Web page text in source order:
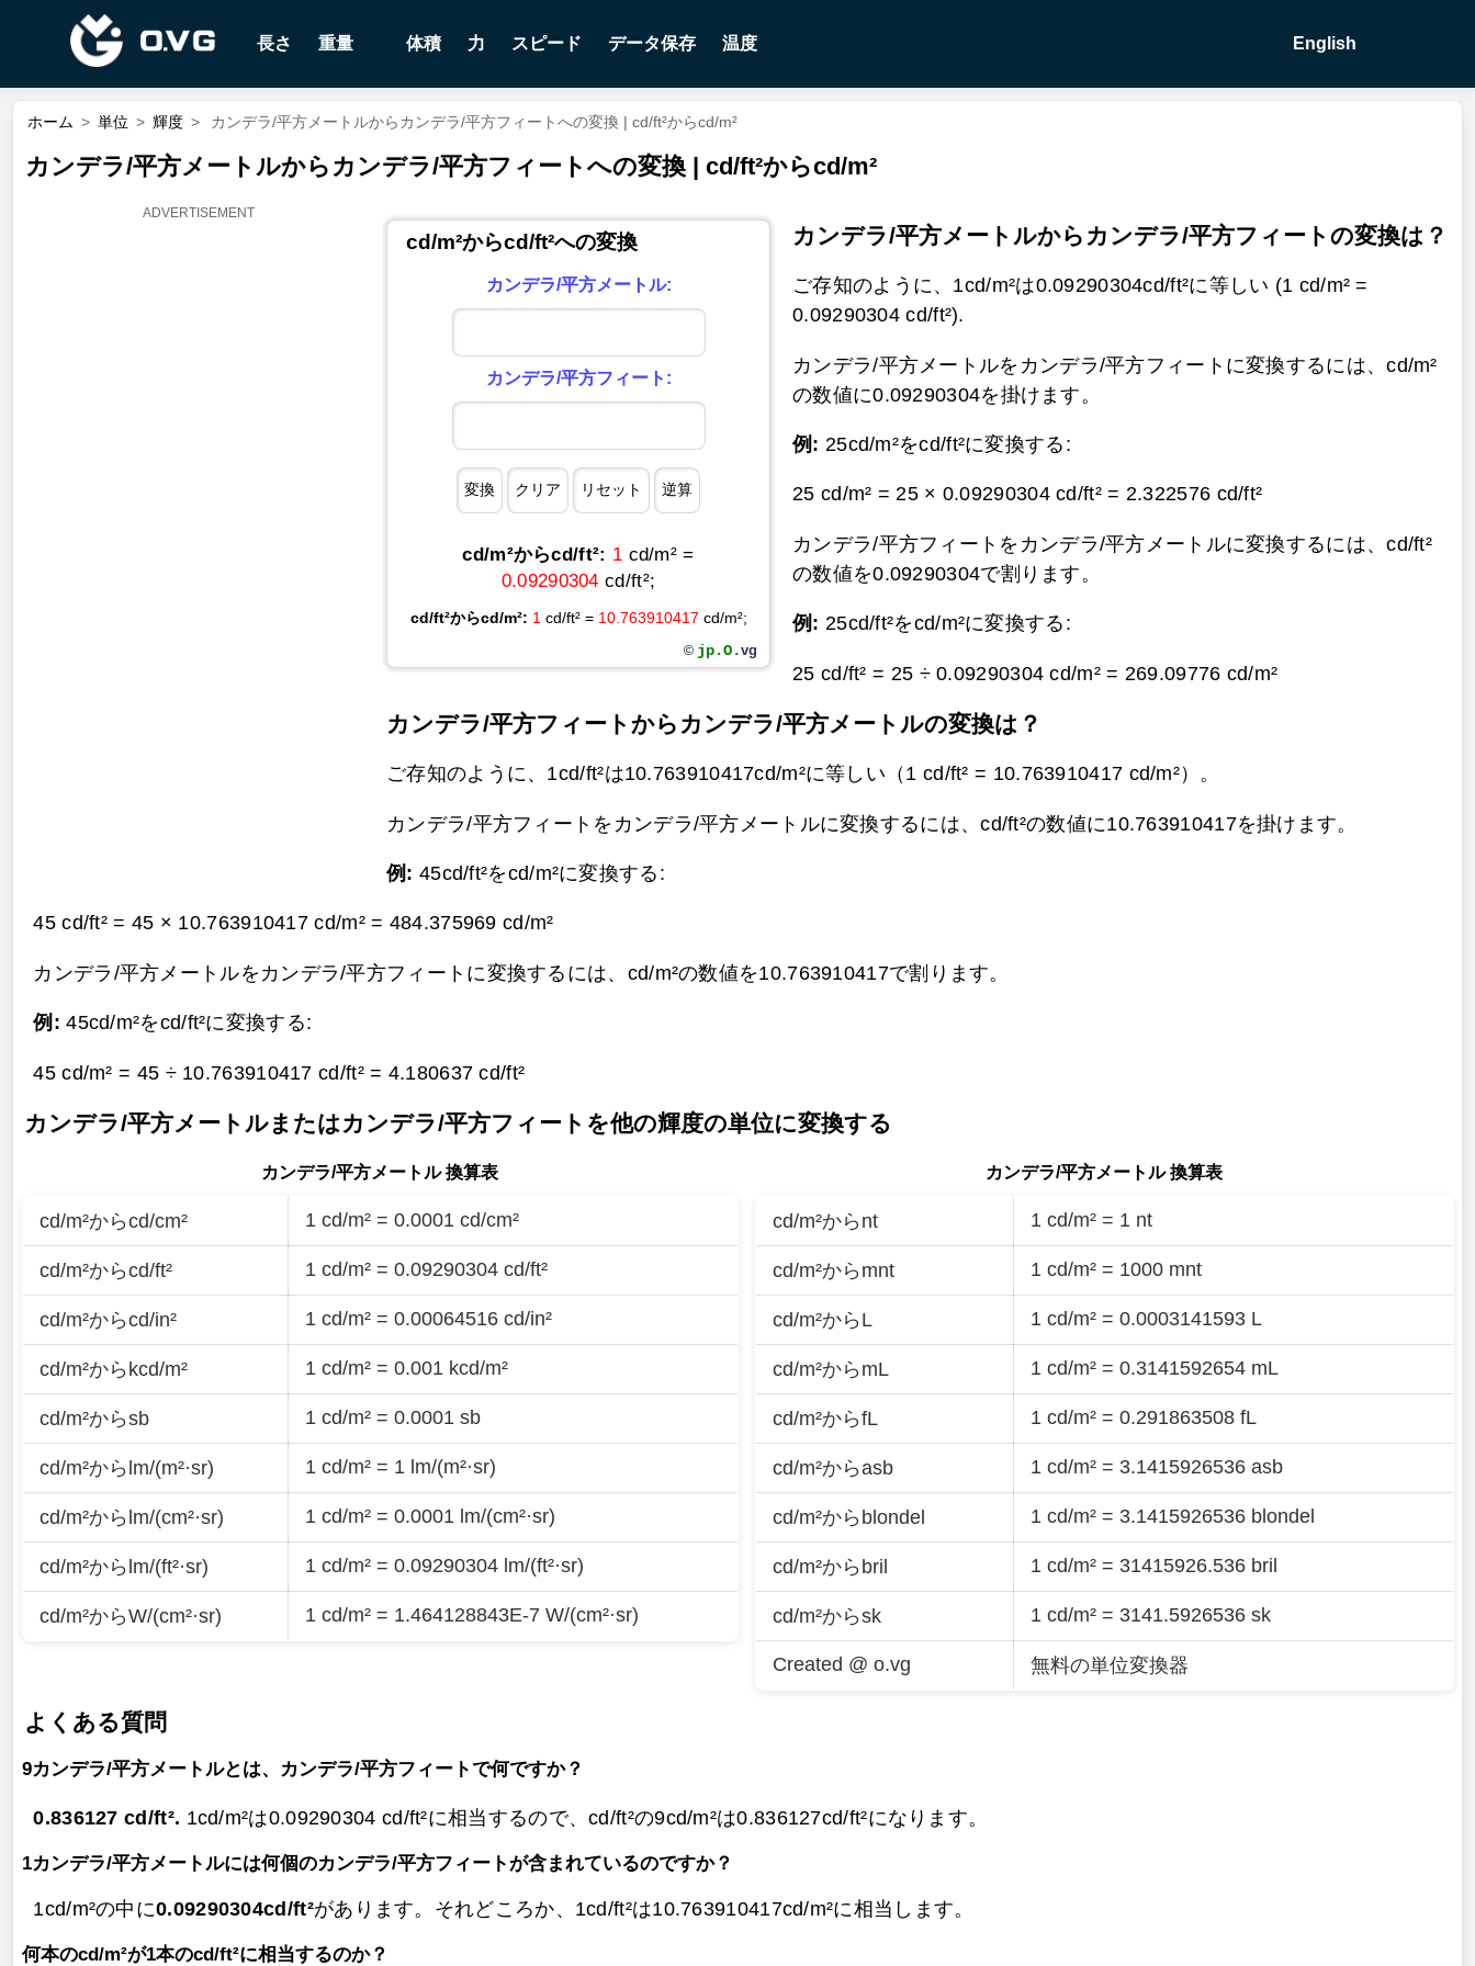
長さ 重量 体積 力 スピード データ保存 温度 English
ホーム > 単位 > 輝度 > カンデラ/平方メートルからカンデラ/平方フィートへの変換 | cd/ft²からcd/m²
カンデラ/平方メートルからカンデラ/平方フィートへの変換 | cd/ft²からcd/m²
cd/m²からcd/ft²への変換
カンデラ/平方メートル:
カンデラ/平方フィート:
cd/m²からcd/ft²: 1 cd/m² =
0.09290304 cd/ft²;
cd/ft²からcd/m²: 1 cd/ft² = 10.763910417 cd/m²;
© jp.O.vg
カンデラ/平方メートルからカンデラ/平方フィートの変換は？
ご存知のように、1cd/m²は0.09290304cd/ft²に等しい (1 cd/m² =
0.09290304 cd/ft²).
カンデラ/平方メートルをカンデラ/平方フィートに変換するには、cd/m²
の数値に0.09290304を掛けます。
例: 25cd/m²をcd/ft²に変換する:
25 cd/m² = 25 × 0.09290304 cd/ft² = 2.322576 cd/ft²
カンデラ/平方フィートをカンデラ/平方メートルに変換するには、cd/ft²
の数値を0.09290304で割ります。
例: 25cd/ft²をcd/m²に変換する:
25 cd/ft² = 25 ÷ 0.09290304 cd/m² = 269.09776 cd/m²
カンデラ/平方フィートからカンデラ/平方メートルの変換は？
ご存知のように、1cd/ft²は10.763910417cd/m²に等しい（1 cd/ft² = 10.763910417 cd/m²）。
カンデラ/平方フィートをカンデラ/平方メートルに変換するには、cd/ft²の数値に10.763910417を掛けます。
例: 45cd/ft²をcd/m²に変換する:
45 cd/ft² = 45 × 10.763910417 cd/m² = 484.375969 cd/m²
カンデラ/平方メートルをカンデラ/平方フィートに変換するには、cd/m²の数値を10.763910417で割ります。
例:45cd/m²をcd/ft²に変換する:
45 cd/m² = 45 ÷ 10.763910417 cd/ft² = 4.180637 cd/ft²
カンデラ/平方メートルまたはカンデラ/平方フィートを他の輝度の単位に変換する
カンデラ/平方メートル 換算表
cd/m²からcd/cm² 1 cd/m² = 0.0001 cd/cm²
cd/m²からcd/ft² 1 cd/m² = 0.09290304 cd/ft²
cd/m²からcd/in² 1 cd/m² = 0.00064516 cd/in²
cd/m²からkcd/m² 1 cd/m² = 0.001 kcd/m²
cd/m²からsb 1 cd/m² = 0.0001 sb
cd/m²からlm/(m²·sr) 1 cd/m² = 1 lm/(m²·sr)
cd/m²からlm/(cm²·sr) 1 cd/m² = 0.0001 lm/(cm²·sr)
cd/m²からlm/(ft²·sr) 1 cd/m² = 0.09290304 lm/(ft²·sr)
cd/m²からW/(cm²·sr) 1 cd/m² = 1.464128843E-7 W/(cm²·sr)
カンデラ/平方メートル 換算表
cd/m²からnt 1 cd/m² = 1 nt
cd/m²からmnt 1 cd/m² = 1000 mnt
cd/m²からL 1 cd/m² = 0.0003141593 L
cd/m²からmL 1 cd/m² = 0.3141592654 mL
cd/m²からfL 1 cd/m² = 0.291863508 fL
cd/m²からasb 1 cd/m² = 3.1415926536 asb
cd/m²からblondel 1 cd/m² = 3.1415926536 blondel
cd/m²からbril 1 cd/m² = 31415926.536 bril
cd/m²からsk 1 cd/m² = 3141.5926536 sk
Created @ o.vg 無料の単位変換器
よくある質問
9カンデラ/平方メートルとは、カンデラ/平方フィートで何ですか？
0.836127 cd/ft². 1cd/m²は0.09290304 cd/ft²に相当するので、cd/ft²の9cd/m²は0.836127cd/ft²になります。
1カンデラ/平方メートルには何個のカンデラ/平方フィートが含まれているのですか？
1cd/m²の中に0.09290304cd/ft²があります。それどころか、1cd/ft²は10.763910417cd/m²に相当します。
何本のcd/m²が1本のcd/ft²に相当するのか？